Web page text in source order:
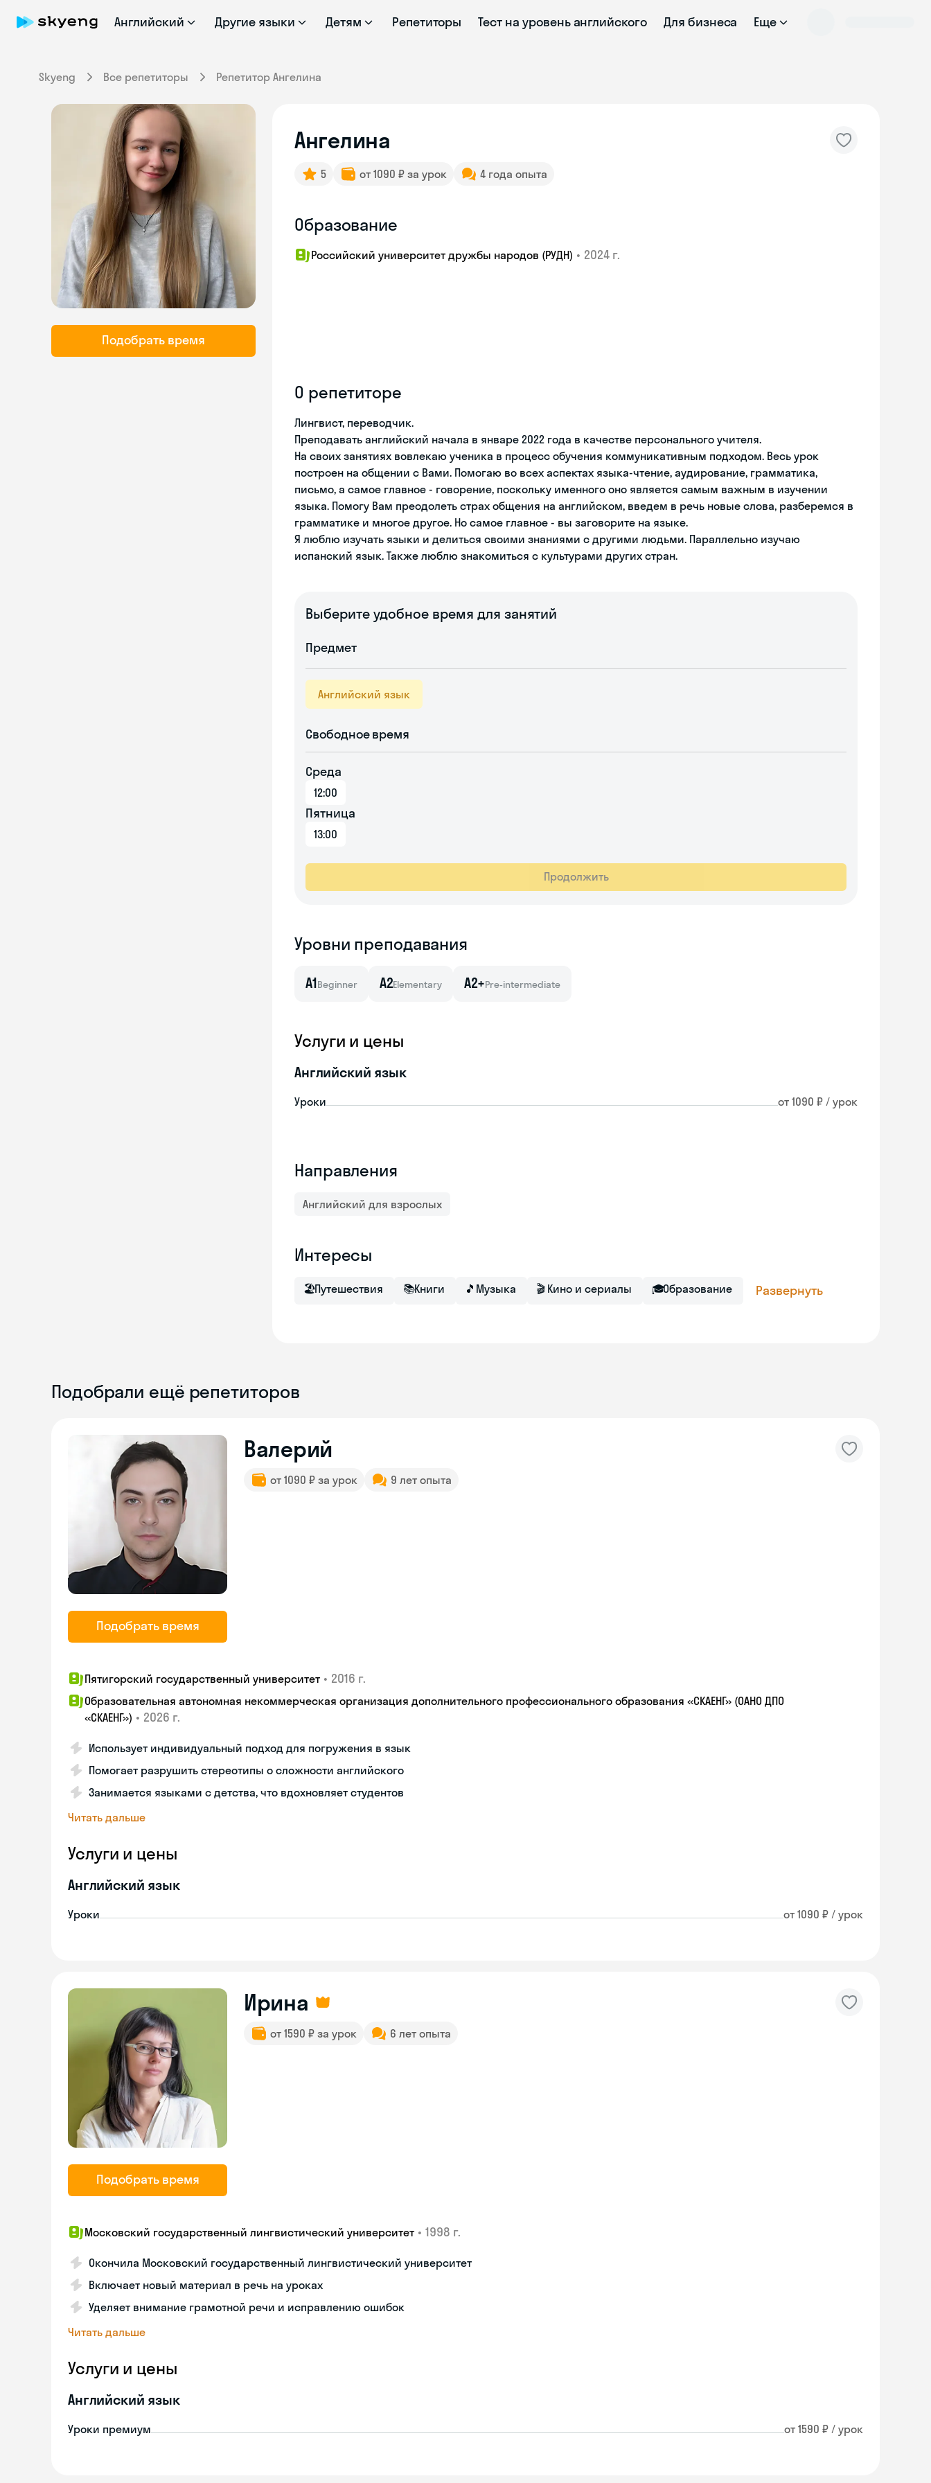
Английский Другие языки Детям Репетиторы Тест на уровень английского Для бизнеса Еще
Skyeng Все репетиторы Репетитор Ангелина
Подобрать время
Ангелина
5 от 1090 ₽ за урок 4 года опыта
Образование
Российский университет дружбы народов (РУДН) • 2024 г.
О репетиторе
Лингвист, переводчик.
Преподавать английский начала в январе 2022 года в качестве персонального учителя.
На своих занятиях вовлекаю ученика в процесс обучения коммуникативным подходом. Весь урок
построен на общении с Вами. Помогаю во всех аспектах языка-чтение, аудирование, грамматика,
письмо, а самое главное - говорение, поскольку именного оно является самым важным в изучении
языка. Помогу Вам преодолеть страх общения на английском, введем в речь новые слова, разберемся в
грамматике и многое другое. Но самое главное - вы заговорите на языке.
Я люблю изучать языки и делиться своими знаниями с другими людьми. Параллельно изучаю
испанский язык. Также люблю знакомиться с культурами других стран.
Выберите удобное время для занятий
Предмет
Английский язык
Свободное время
Среда
12:00
Пятница
13:00
Продолжить
Уровни преподавания
A1Beginner A2Elementary A2+Pre-intermediate
Услуги и цены
Английский язык
Уроки от 1090 ₽ / урок
Направления
Английский для взрослых
Интересы
🏖Путешествия 📚Книги 🎵 Музыка 🎬 Кино и сериалы 🎓Образование Развернуть
Подобрали ещё репетиторов
Подобрать время
Валерий
от 1090 ₽ за урок 9 лет опыта
Пятигорский государственный университет • 2016 г.
Образовательная автономная некоммерческая организация дополнительного профессионального образования «СКАЕНГ» (ОАНО ДПО
«СКАЕНГ») • 2026 г.
Использует индивидуальный подход для погружения в язык
Помогает разрушить стереотипы о сложности английского
Занимается языками с детства, что вдохновляет студентов
Читать дальше
Услуги и цены
Английский язык
Уроки от 1090 ₽ / урок
Подобрать время
Ирина
от 1590 ₽ за урок 6 лет опыта
Московский государственный лингвистический университет • 1998 г.
Окончила Московский государственный лингвистический университет
Включает новый материал в речь на уроках
Уделяет внимание грамотной речи и исправлению ошибок
Читать дальше
Услуги и цены
Английский язык
Уроки премиум от 1590 ₽ / урок